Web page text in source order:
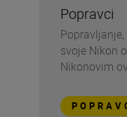
Popravci
svoje Nikon
Nikonovim